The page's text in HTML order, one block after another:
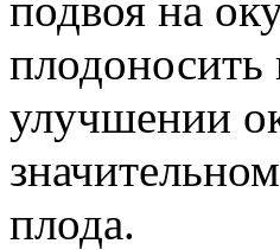
плодоносить
улучшении
плода.